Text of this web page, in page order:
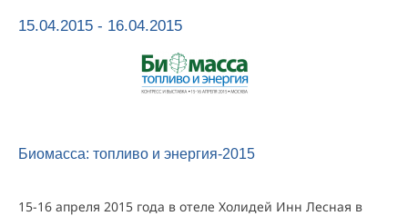
15.04.2015 - 16.04.2015
Биомасса: топливо и энергия-2015
15-16 апреля 2015 года в отеле Холидей Инн Лесная в